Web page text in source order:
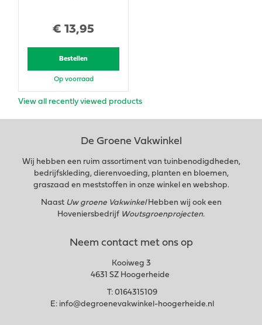
€ 13,95
Bestellen
Op voorraad
View all recently viewed products
De Groene Vakwinkel
Wij hebben een ruim assortiment van tuinbenodigdheden,
bedrijfskleding, dierenvoeding, planten en bloemen,
graszaad en meststoffen in onze winkel en webshop.
Naast Uw groene Vakwinkel Hebben wij ook een
Hoveniersbedrijf Woutsgroenprojecten.
Neem contact met ons op
Kooiweg 3
4631 SZ Hoogerheide
T: 0164315109
E: info@degroenevakwinkel-hoogerheide.nl